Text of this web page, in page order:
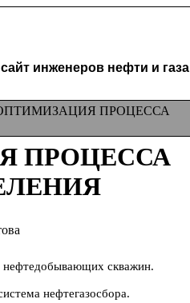
инженеров нефти и газа
ПРОЦЕССА
ПРОЦЕССА
нефтедобывающих скважин.
нефтегазосбора.